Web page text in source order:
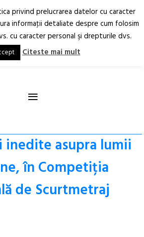
RO EN
≡
inedite asupra lumii
în Competiția
de Scurtmetraj
privind prelucrarea datelor cu caracter
informaţii detaliate despre cum folosim
cu caracter personal şi drepturile dvs.
Citeste mai mult